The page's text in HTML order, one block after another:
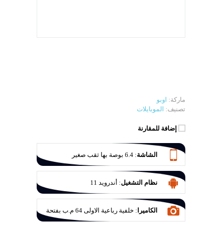
ماركة: اوبو
تصنيف: الموبايلات
إضافة للمقارنة
الشاشة: 6.4 بوصة بها ثقب صغير
نظام التشغيل: أندرويد 11
الكاميرا :
خلفية رباعية الاولى 64 م.ب بفتحة
عدسة F/1.7 والثانية للتصوير الواسع 8 م.ب